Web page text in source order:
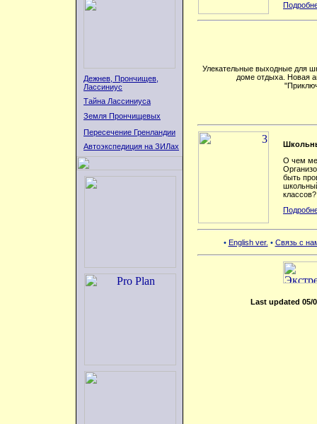
Дежнев, Прончищев,
Лассиниус
Тайна Лассиниуса
Земля Прончищевых
Пересечение Гренландии
Автоэкспедиция на ЗИЛах
Улекательные выходные для
доме отдыха. Новая
О чем
быть
классов?
• English ver. • Связь с
Last updated 05/